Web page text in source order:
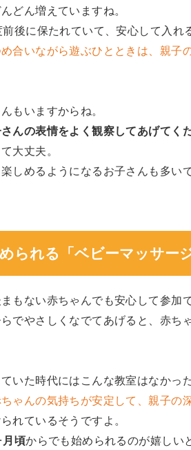
どん増えていますね。
後に保たれていて、安心して入れ
合いながら遊ぶひとときは、親子
もいますからね。
んの表情をよく観察してあげてく
大丈夫。
しめるようになるお子さんも多い
られる「ベビーマッサージ
もない赤ちゃんでも安心して参加
でやさしくなでてあげると、赤ち
いた時代にはこんな教室はなかっ
ゃんの気持ちが安定して、親子の
れているそうですよ。
月頃からでも始められるのが嬉しい